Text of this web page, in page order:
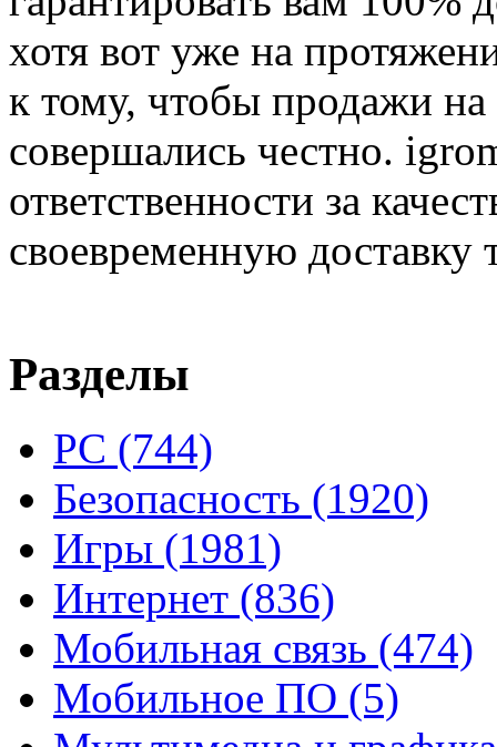
хотя вот уже на
к тому, чтобы продажи
совершались честно.
ответственности за
своевременную доставку
Разделы
PC (744)
Безопасность (1920)
Игры (1981)
Интернет (836)
Мобильная связь (474)
Мобильное ПО (5)